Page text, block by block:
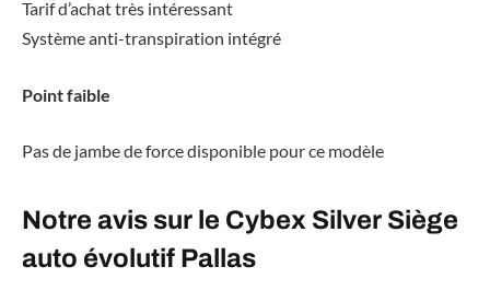
Tarif d’achat très intéressant
Système anti-transpiration intégré
Point faible
Pas de jambe de force disponible pour ce modèle
Notre avis sur le Cybex Silver Siège
auto évolutif Pallas